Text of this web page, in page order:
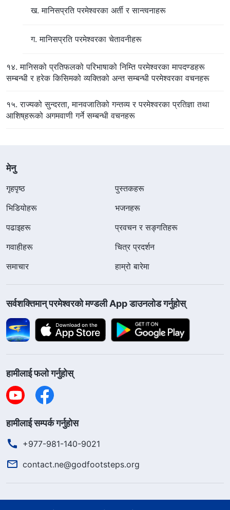
ख. मानिसप्रति परमेश्‍वरका अर्ती र सान्त्वनाहरू
ग. मानिसप्रति परमेश्‍वरका चेतावनीहरू
१४. मानिसको प्रतिफलको परिभाषाको निम्ति परमेश्‍वरका मापदण्डहरू
सम्‍बन्धी र हरेक किसिमको व्यक्तिको अन्त सम्बन्धी परमेश्‍वरका वचनहरू
१५. राज्यको सुन्दरता, मानवजातिको गन्तव्य र परमेश्‍वरका प्रतिज्ञा तथा
आशिष्‌हरूको अगमवाणी गर्ने सम्बन्धी वचनहरू
मेनु
गृहपृष्ठ
पुस्तकहरू
भिडियोहरू
भजनहरू
पढाइहरू
प्रवचन र सङ्गतिहरू
गवाहीहरू
चित्र प्रदर्शन
समाचार
हाम्रो बारेमा
सर्वशक्तिमान्‌ परमेश्‍वरको मण्डली App डाउनलोड गर्नुहोस्
हामीलाई फलो गर्नुहोस्
हामीलाई सम्पर्क गर्नुहोस
+977-981-140-9021
contact.ne@godfootsteps.org